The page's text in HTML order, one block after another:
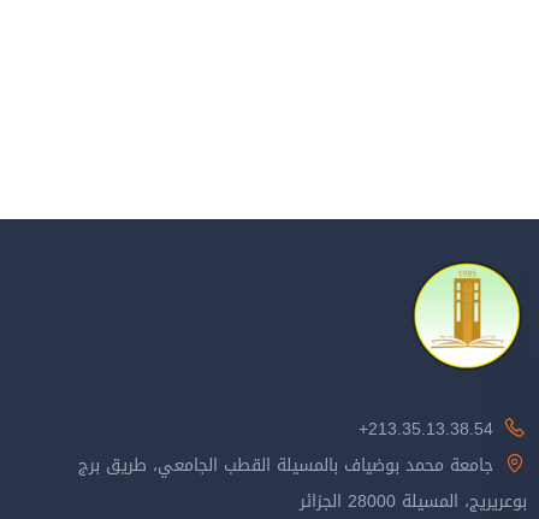
213.35.13.38.54+
جامعة محمد بوضياف بالمسيلة القطب الجامعي، طريق برج
بوعريريج، المسيلة 28000 الجزائر